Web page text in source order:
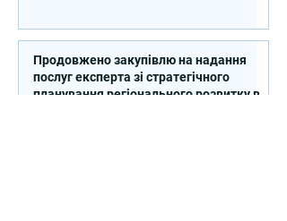
Продовжено закупівлю на надання
послуг експерта зі стратегічного
планування регіонального розвитку в